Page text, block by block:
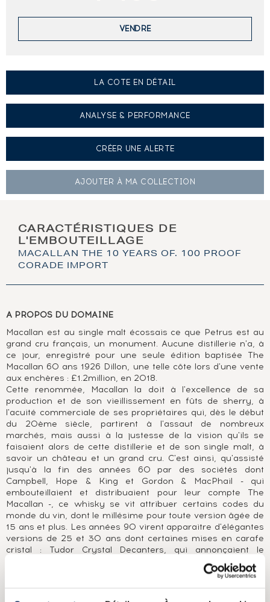
VENDRE
LA COTE EN DÉTAIL
ANALYSE & PERFORMANCE
CRÉER UNE ALERTE
AJOUTER À MA COLLECTION
CARACTÉRISTIQUES DE
L'EMBOUTEILLAGE
MACALLAN THE 10 YEARS OF. 100 PROOF
CORADE IMPORT
A PROPOS DU DOMAINE
Macallan est au single malt écossais ce que Petrus est au
grand cru français, un monument. Aucune distillerie n'a, à
ce jour, enregistré pour une seule édition baptisée The
Macallan 60 ans 1926 Dillon, une telle côte lors d'une vente
aux enchères : £1.2million, en 2018.
Cette renommée, Macallan la doit à l'excellence de sa
production et de son vieillissement en fûts de sherry, à
l'acuité commerciale de ses propriétaires qui, dès le début
du 20ème siècle, partirent à l'assaut de nombreux
marchés, mais aussi à la justesse de la vision qu'ils se
faisaient alors de cette distillerie et de son single malt, à
savoir un château et un grand cru. C'est ainsi, qu'assisté
jusqu'à la fin des années 60 par des sociétés dont
Campbell, Hope & King et Gordon & MacPhail - qui
embouteillaient et distribuaient pour leur compte The
Macallan -, ce whisky se vit attribuer certains codes du
monde du vin, dont le millésime pour toute version âgée de
15 ans et plus. Les années 90 virent apparaitre d'élégantes
versions de 25 et 30 ans dont certaines mises en carafe
cristal : Tudor Crystal Decanters, qui annonçaient le
tournant que prendrait The Macallan au nouveau millénaire.
Ainsi, en 1999, apparut une superbe carafe cristal aux